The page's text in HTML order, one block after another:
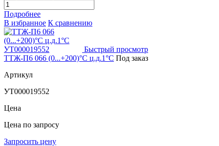
Подробнее
В избранное К сравнению
Быстрый просмотр
ТТЖ-П6 066 (0...+200)°С ц.д.1°С Под заказ
Артикул
УТ000019552
Цена
Цена по запросу
Запросить цену